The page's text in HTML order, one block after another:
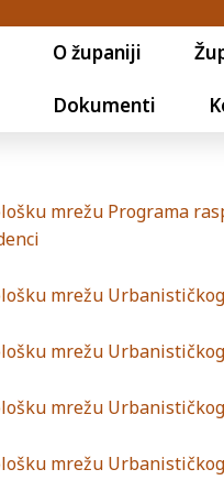
O županiji
Dokumenti
mrežu Programa
mrežu
mrežu
mrežu
mrežu